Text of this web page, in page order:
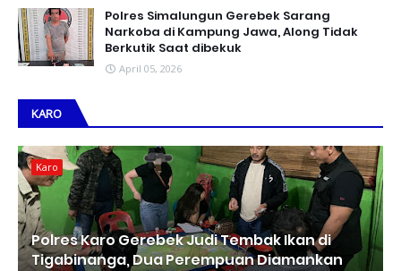
Polres Simalungun Gerebek Sarang
Narkoba di Kampung Jawa, Along Tidak
Berkutik Saat dibekuk
April 05, 2026
KARO
Karo
Polres Karo Gerebek Judi Tembak Ikan di
Tigabinanga, Dua Perempuan Diamankan